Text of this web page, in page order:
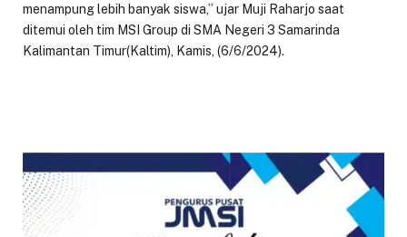
menampung lebih banyak siswa,” ujar Muji Raharjo saat
ditemui oleh tim MSI Group di SMA Negeri 3 Samarinda
Kalimantan Timur(Kaltim), Kamis, (6/6/2024).